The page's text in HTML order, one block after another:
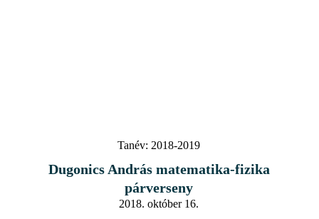
Tanév: 2018-2019
Dugonics András matematika-fizika
párverseny
2018. október 16.